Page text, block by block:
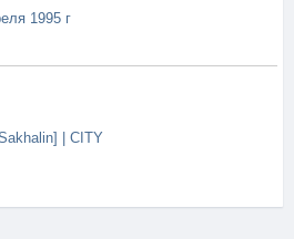
1995 г
| CITY